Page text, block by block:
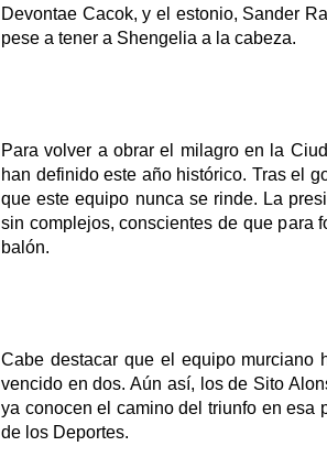
Devontae Cacok, y el estonio, Sander
pese a tener a Shengelia a la cabeza.
Para volver a obrar el milagro en la
han definido este año histórico. Tras el
que este equipo nunca se rinde. La
sin complejos, conscientes de que para
balón.
Cabe destacar que el equipo murciano
vencido en dos. Aún así, los de Sito
ya conocen el camino del triunfo en esa
de los Deportes.